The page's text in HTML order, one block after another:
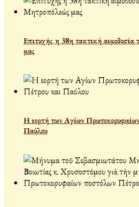
Επιτυχής η 38η τακτική αιμοδοσία
μας
Η εορτή των Αγίων
Παύλου